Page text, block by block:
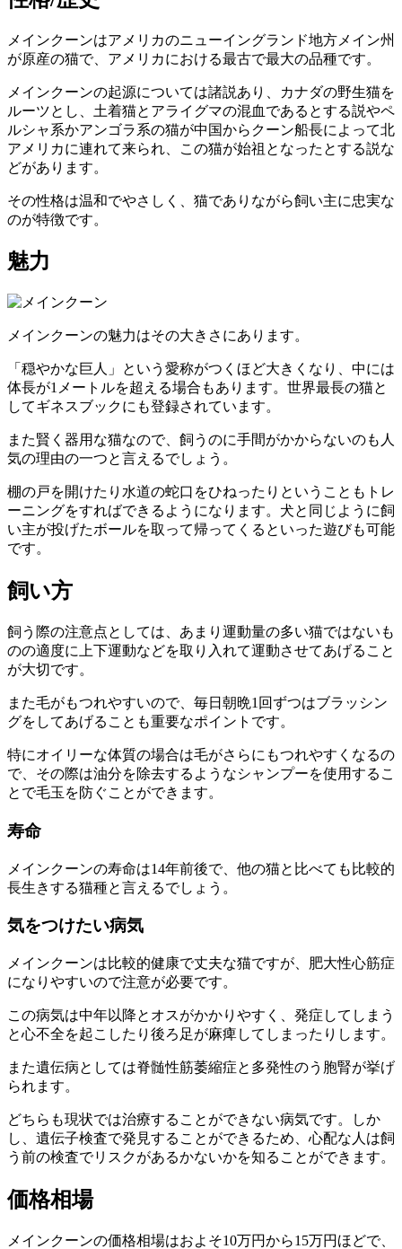
メインクーンはアメリカのニューイングランド地方メイン州
が原産の猫で、 アメリカにおける最古で最大の品種です。
メインクーンの起源については諸説あり、カナダの野生猫を
ルーツとし、土着猫とアライグマの混血であるとする説やペ
ルシャ系かアンゴラ系の猫が中国からクーン船長によって北
アメリカに連れて来られ、この猫が始祖となったとする説な
どがあります。
その性格は温和でやさしく、 猫でありながら飼い主に忠実な
のが特徴です。
魅力
メインクーンの魅力はその大きさにあります。
「穏やかな巨人」という愛称がつくほど大きくなり
、中には
体長が1メートルを超える場合もあります。世界最長の猫と
してギネスブックにも登録されています。
また賢く器用な猫なので、 飼うのに手間がかからないのも人
気の理由の一つと言えるでしょう。
棚の戸を開けたり水道の蛇口をひねったりということもトレ
ーニングをすればできるようになります。犬と同じように飼
い主が投げたボールを取って帰ってくるといった遊びも可能
です。
飼い方
飼う際の注意点としては、あまり運動量の多い猫ではないも
のの適度に上下運動などを取り入れて運動させてあげること
が大切です。
また毛がもつれやすいので、 毎日朝晩1回ずつはブラッシン
グをしてあげる ことも重要なポイントです。
特にオイリーな体質の場合は毛がさらにもつれやすくなるの
で、その際は油分を除去するようなシャンプーを使用するこ
とで毛玉を防ぐことができます。
寿命
メインクーンの寿命は14年前後で、他の猫と比べても比較的
長生きする猫種と言えるでしょう。
気をつけたい病気
メインクーンは比較的健康で丈夫な猫ですが、肥大性心筋症
になりやすいので注意が必要です。
この病気は中年以降とオスがかかりやすく、発症してしまう
と心不全を起こしたり後ろ足が麻痺してしまったりします。
また遺伝病としては脊髄性筋萎縮症と多発性のう胞腎が挙げ
られます。
どちらも現状では治療することができない病気です。しか
し、遺伝子検査で発見することができるため、心配な人は飼
う前の検査でリスクがあるかないかを知ることができます。
価格相場
メインクーンの価格相場はおよそ10万円から15万円ほどで、